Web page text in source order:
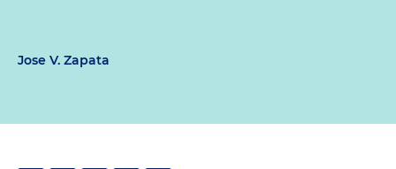
Jose V. Zapata